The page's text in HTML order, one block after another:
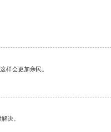
样会更加亲民。
决。